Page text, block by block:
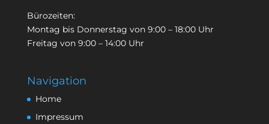
Bürozeiten:
Montag bis Donnerstag von 9:00 – 18:00 Uhr
Freitag von 9:00 – 14:00 Uhr
Navigation
Home
Impressum